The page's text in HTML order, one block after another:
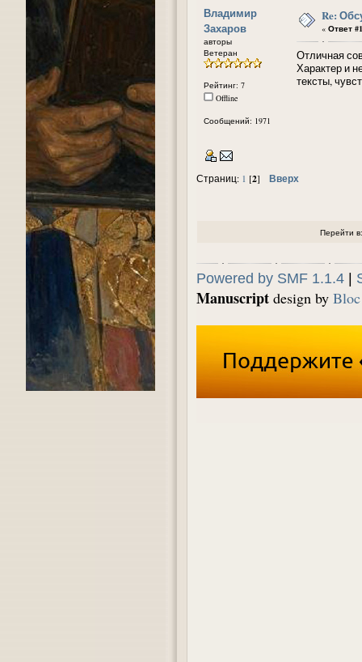
Владимир
Захаров
авторы
Ветеран
Рейтинг: 7
Offline
Сообщений: 1971
Re:
« Ответ
Отличная
Характер и
тексты,
Страниц: 1 [2] Вверх
Перейти в:
Powered by SMF 1.1.4 |
Manuscript design by Bloc